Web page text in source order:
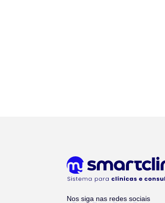
Nos siga nas redes sociais